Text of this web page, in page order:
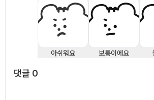
아쉬워요 보통이에요
댓글 0